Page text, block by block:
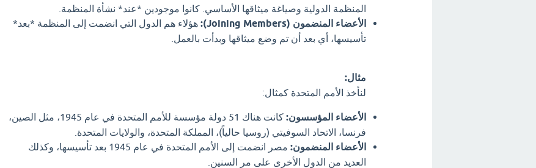
المنظمة الدولية وصياغة ميثاقها الأساسي. كانوا موجودين *عند* نشأة المنظمة.
الأعضاء المنضمون (Joining Members):
هؤلاء هم الدول التي انضمت إلى المنظمة *بعد*
تأسيسها، أي بعد أن تم وضع ميثاقها وبدأت بالعمل.
مثال:
لنأخذ الأمم المتحدة كمثال:
الأعضاء المؤسسون:
كانت هناك 51 دولة مؤسسة للأمم المتحدة في عام 1945، مثل الصين،
فرنسا، الاتحاد السوفيتي (روسيا حالياً)، المملكة المتحدة، والولايات المتحدة.
الأعضاء المنضمون:
مصر انضمت إلى الأمم المتحدة في عام 1945 بعد تأسيسها، وكذلك
العديد من الدول الأخرى على مر السنين.